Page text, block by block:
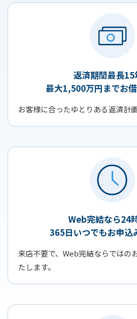
返済期間最長15
最大1,500万円までお
お客様に合ったゆとりある返済計
Web完結なら24
365日いつでもお申込
来店不要で、Web完結ならではの
たします。